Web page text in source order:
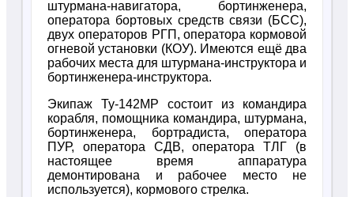
штурмана-навигатора, бортинженера,
оператора бортовых средств связи (БСС),
двух операторов РГП, оператора кормовой
огневой установки (КОУ). Имеются ещё два
рабочих места для штурмана-инструктора и
бортинженера-инструктора.
Экипаж Ту-142МР состоит из командира
корабля, помощника командира, штурмана,
бортинженера, бортрадиста, оператора
ПУР, оператора СДВ, оператора ТЛГ (в
настоящее время аппаратура
демонтирована и рабочее место не
используется), кормового стрелка.